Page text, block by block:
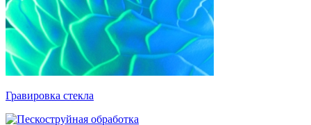
Гравировка стекла